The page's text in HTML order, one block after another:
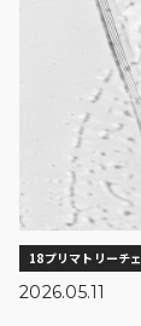
18プリマトリーチェ
2026.05.11